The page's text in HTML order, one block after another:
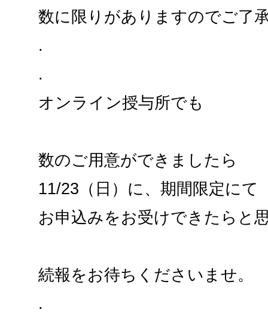
数に限りがありますのでご了
.
.
オンライン授与所でも
数のご用意ができましたら
11/23（日）に、期間限定にて
お申込みをお受けできたらと
続報をお待ちくださいませ。
.